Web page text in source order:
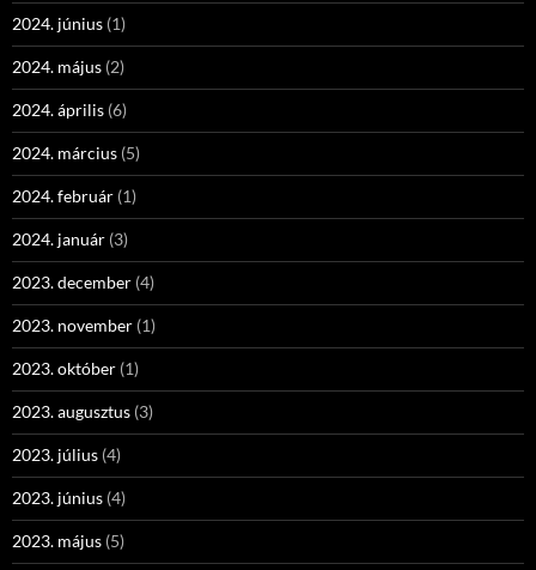
2024. június (1)
2024. május (2)
2024. április (6)
2024. március (5)
2024. február (1)
2024. január (3)
2023. december (4)
2023. november (1)
2023. október (1)
2023. augusztus (3)
2023. július (4)
2023. június (4)
2023. május (5)